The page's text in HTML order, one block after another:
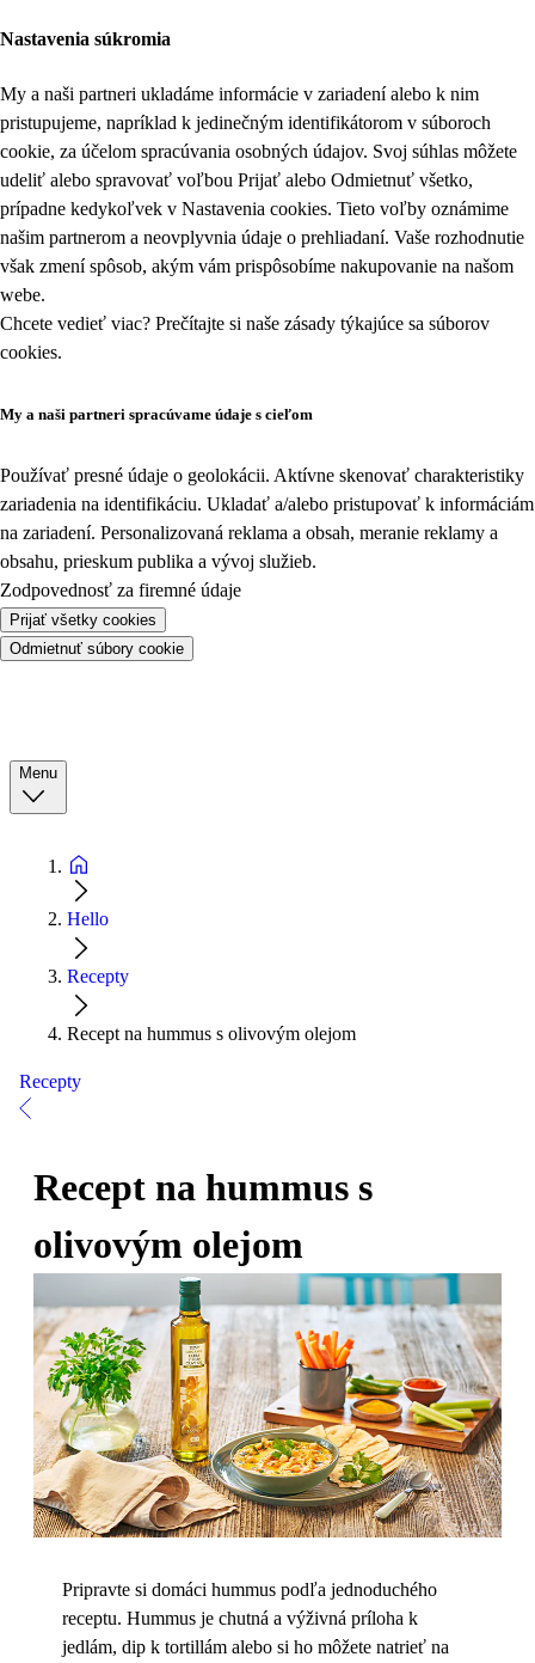
Nastavenia súkromia
My a naši partneri ukladáme informácie v zariadení alebo k nim
pristupujeme, napríklad k jedinečným identifikátorom v súboroch
cookie, za účelom spracúvania osobných údajov. Svoj súhlas môžete
udeliť alebo spravovať voľbou Prijať alebo Odmietnuť všetko,
prípadne kedykoľvek v Nastavenia cookies. Tieto voľby oznámime
našim partnerom a neovplyvnia údaje o prehliadaní. Vaše rozhodnutie
však zmení spôsob, akým vám prispôsobíme nakupovanie na našom
webe.
Chcete vedieť viac? Prečítajte si naše zásady týkajúce sa súborov
cookies.
My a naši partneri spracúvame údaje s cieľom
Používať presné údaje o geolokácii. Aktívne skenovať charakteristiky
zariadenia na identifikáciu. Ukladať a/alebo pristupovať k informáciám
na zariadení. Personalizovaná reklama a obsah, meranie reklamy a
obsahu, prieskum publika a vývoj služieb.
Zodpovednosť za firemné údaje
Prijať všetky cookies
Odmietnuť súbory cookie
Menu
Hello
Recepty
Recept na hummus s olivovým olejom
Recepty
Recept na hummus s
olivovým olejom
Pripravte si domáci hummus podľa jednoduchého
receptu. Hummus je chutná a výživná príloha k
jedlám, dip k tortillám alebo si ho môžete natrieť na